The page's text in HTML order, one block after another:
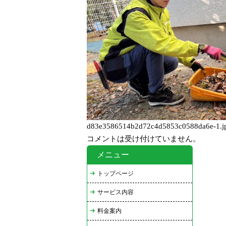
d83e3586514b2d72c4d5853c0588da6e-
コメントは受け付けていません。
メニュー
トップページ
サービス内容
料金案内